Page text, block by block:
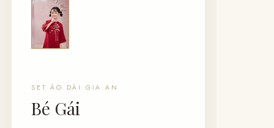
SET ÁO DÀI GIA AN
Bé Gái